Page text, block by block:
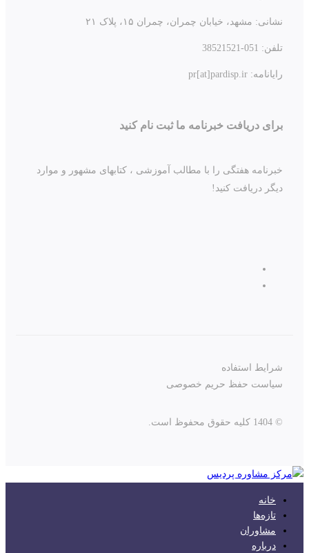
نشانی: مشهد، خیابان چمران، چمران ۱۵، پلاک ۲۱
تلفن: 051-38521521
رایانامه: pr[at]pardisp.ir
برای دریافت خبرنامه ما ثبت نام کنید
خبرنامه هفتگی را با مطالب آموزشی ، کتابهای مشهور و موارد
دیگر دریافت کنید!
شرایط استفاده
سیاست حفظ حریم خصوصی
© 1404 کلیه حقوق محفوظ است.
خانه
تازه‌ها
مشاوران
درباره